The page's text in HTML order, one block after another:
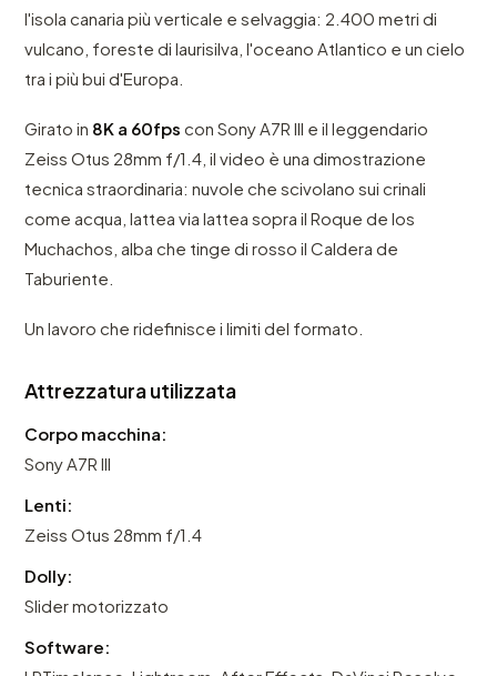
l'isola canaria più verticale e selvaggia: 2.400 metri di
vulcano, foreste di laurisilva, l'oceano Atlantico e un cielo
tra i più bui d'Europa.
Girato in 8K a 60fps con Sony A7R III e il leggendario
Zeiss Otus 28mm f/1.4, il video è una dimostrazione
tecnica straordinaria: nuvole che scivolano sui crinali
come acqua, lattea via lattea sopra il Roque de los
Muchachos, alba che tinge di rosso il Caldera de
Taburiente.
Un lavoro che ridefinisce i limiti del formato.
Attrezzatura utilizzata
Corpo macchina:
Sony A7R III
Lenti:
Zeiss Otus 28mm f/1.4
Dolly:
Slider motorizzato
Software: